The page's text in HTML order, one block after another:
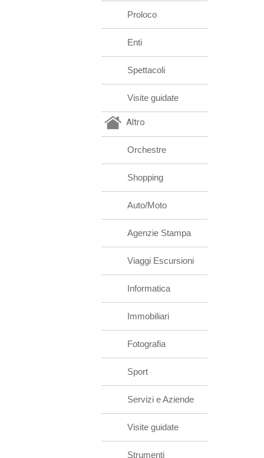
Proloco
Enti
Spettacoli
Visite guidate
Altro
Orchestre
Shopping
Auto/Moto
Agenzie Stampa
Viaggi Escursioni
Informatica
Immobiliari
Fotografia
Sport
Servizi e Aziende
Visite guidate
Strumenti